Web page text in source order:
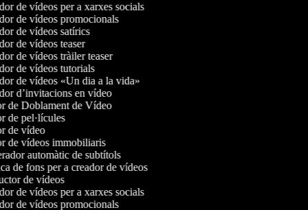
de vídeos per a xarxes socials
de vídeos promocionals
de vídeos satírics
de vídeos teaser
de vídeos tràiler teaser
de vídeos tutorials
de vídeos «Un dia a la vida»
d’invitacions en vídeo
de Doblament de Vídeo
de pel·lícules
de vídeo
de vídeos immobiliaris
automàtic de subtítols
de fons per a creador de vídeos
de vídeos
de vídeos per a xarxes socials
de vídeos promocionals